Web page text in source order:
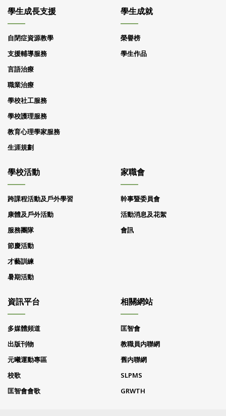
學生成長支援
自閉症資源教學
支援輔導服務
言語治療
職業治療
學校社工服務
學校護理服務
教育心理學家服務
生涯規劃
學生成就
榮譽榜
學生作品
學校活動
跨課程活動及戶外學習
康體及戶外活動
服務團隊
節慶活動
才藝訓練
暑期活動
家職會
幹事暨委員會
活動消息及花絮
會訊
資訊平台
多媒體頻道
出版刊物
元曦運動專區
校歌
匡智會會歌
相關網站
匡智會
教職員内聯網
舊内聯網
SLPMS
GRWTH